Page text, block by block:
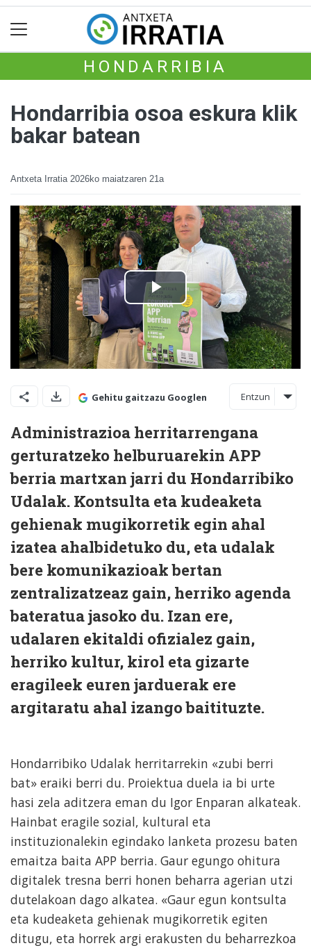
HONDARRIBIA
Hondarribia osoa eskura klik
bakar batean
Antxeta Irratia 2026ko maiatzaren 21a
Gehitu gaitzazu Googlen Entzun
Administrazioa herritarrengana
gerturatzeko helburuarekin APP
berria martxan jarri du Hondarribiko
Udalak. Kontsulta eta kudeaketa
gehienak mugikorretik egin ahal
izatea ahalbidetuko du, eta udalak
bere komunikazioak bertan
zentralizatzeaz gain, herriko agenda
bateratua jasoko du. Izan ere,
udalaren ekitaldi ofizialez gain,
herriko kultur, kirol eta gizarte
eragileek euren jarduerak ere
argitaratu ahal izango baitituzte.
Hondarribiko Udalak herritarrekin «zubi berri
bat» eraiki berri du. Proiektua duela ia bi urte
hasi zela aditzera eman du Igor Enparan alkateak.
Hainbat eragile sozial, kultural eta
instituzionalekin egindako lanketa prozesu baten
emaitza baita APP berria. Gaur egungo ohitura
digitalek tresna berri honen beharra agerian utzi
dutelakoan dago alkatea. «Gaur egun kontsulta
eta kudeaketa gehienak mugikorretik egiten
ditugu, eta horrek argi erakusten du beharrezkoa